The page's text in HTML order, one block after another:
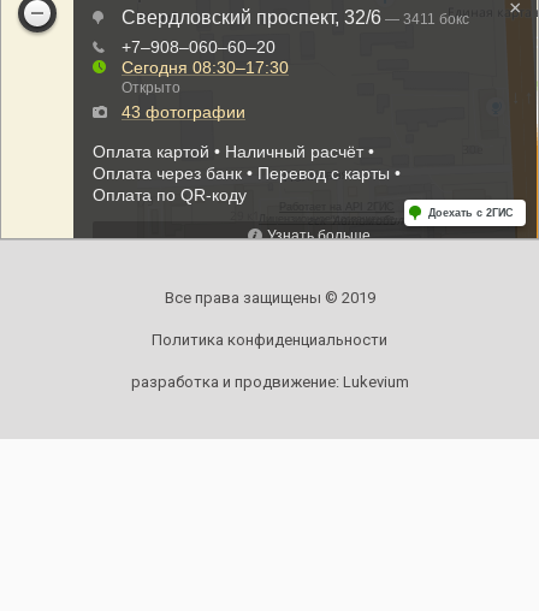
Все права защищены © 2019
Политика конфиденциальности
разработка и продвижение: Lukevium